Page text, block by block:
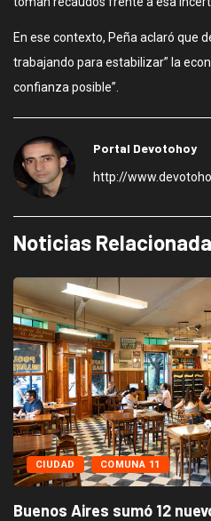
En ese contexto, Peña aclaró que
trabajando para estabilizar” la
confianza posible”.
Portal Devotohoy
http://
Noticias
CIUDAD COMUNA 11
Buenos Aires sumó 12